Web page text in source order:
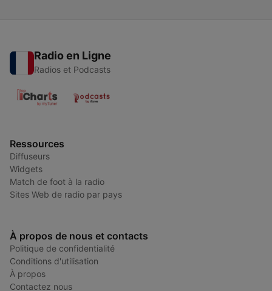
Radio en Ligne
Radios et Podcasts
Ressources
Diffuseurs
Widgets
Match de foot à la radio
Sites Web de radio par pays
À propos de nous et contacts
Politique de confidentialité
Conditions d'utilisation
À propos
Contactez nous